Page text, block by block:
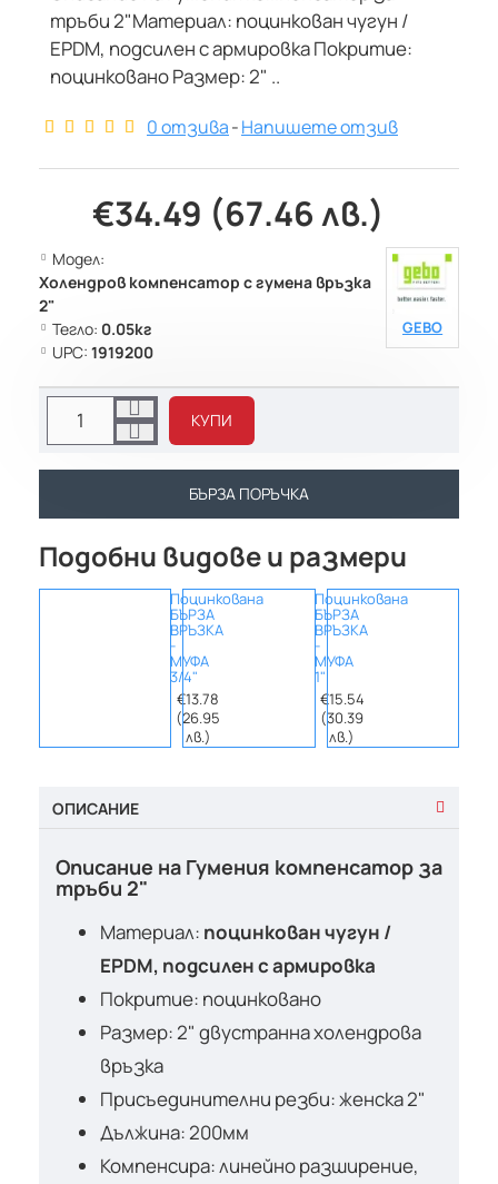
тръби 2"Материал: поцинкован чугун /
EPDM, подсилен с армировка Покритие:
поцинковано Размер: 2" ..
0 отзива-Напишете отзив
€34.49 (67.46 лв.)
Модел:
Холендров компенсатор с гумена връзка
2"
Тегло: 0.05кг
UPC: 1919200
GEBO
КУПИ
БЪРЗА ПОРЪЧКА
Подобни видове и размери
Поцинкована
БЪРЗА
ВРЪЗКА
-
МУФА
3/4"
€13.78
(26.95
лв.)
Поцинкована
БЪРЗА
ВРЪЗКА
-
МУФА
1"
€15.54
(30.39
лв.)
ОПИСАНИЕ
Описание на Гумения компенсатор за
тръби 2"
Материал: поцинкован чугун /
EPDM, подсилен с армировка
Покритие: поцинковано
Размер: 2" двустранна холендрова
връзка
Присъединителни резби: женска 2"
Дължина: 200мм
Компенсира: линейно разширение,